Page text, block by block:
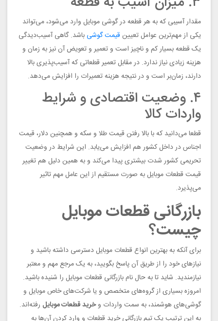
مقدار آسیبی که به هر قطعه در گوشی موبایل وارد می‌شود، می‌تواند
یکی از مهم‌ترین عوامل تعیین قیمت گوشی باشد. گاهی آسیب‌دیدگی
یک قطعه بسیار کم و ناچیز است و تعمیر و تعویض آن نیز به زمان و
هزینه زیادی نیاز ندارد. در مقابل تعمیر قطعاتی که آسیب‌پذیری بالا
دارند، زمان‌بر است و در نتیجه هزینه تعمیرات را افزایش می‌دهد.
۴. وضعیت اقتصادی و شرایط
واردات کالا
قطعا می‌دانید که با بالا رفتن قیمت طلا و سکه و همچنین دلار، قیمت
اجناس در داخل کشور هم افزایش می‌یابد. این شرایط در وضعیت
تحریمی کشور شدت بیشتری پیدا می‌کند و به همین دلیل هم تغییر
قیمت قطعات موبایل به صورت مستقیم از این عامل مهم تاثیر
می‌پذیرد.
بازرگانی قطعات موبایل
چیست؟
برای آنکه به بهترین انواع قطعات موبایل دسترسی داشته باشید و
نیازهای خود را از طریق آن پاسخ بگویید، به یک مرجع مهم و معتبر
نیازمندید. شاید تا به حال نام بازرگانی قطعات موبایل را شنیده باشید.
امروزه بسیاری از گروه‌های متخصص و یا شرکت‌های خاص موبایل و
گوشی‌های هوشمند، به سمت واردات وخرید قطعات موبایل رفته‌اند.
به این ترتیب یک تیم بازرگانی خرید قطعات و وارد کردن آن‌ها به